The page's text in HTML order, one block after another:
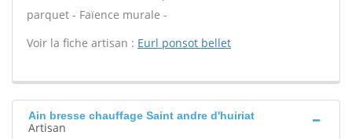
parquet - Faïence murale -
Voir la fiche artisan : Eurl ponsot bellet
Ain bresse chauffage Saint andre d'huiriat
Artisan